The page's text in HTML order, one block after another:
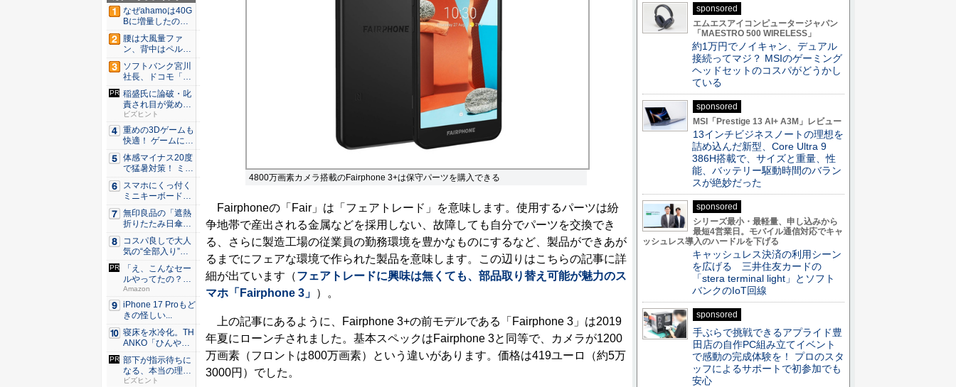
4800万画素カメラ搭載のFairphone 3+は保守パーツを購入できる
Fairphoneの「Fair」は「フェアトレード」を意味します。使用するパーツは紛
争地帯で産出される金属などを採用しない、故障しても自分でパーツを交換でき
る、さらに製造工場の従業員の勤務環境を豊かなものにするなど、製品ができあが
るまでにフェアな環境で作られた製品を意味します。この辺りはこちらの記事に詳
細が出ています（フェアトレードに興味は無くても、部品取り替え可能が魅力のス
マホ「Fairphone 3」 ）。
上の記事にあるように、Fairphone 3+の前モデルである「Fairphone 3」は2019
年夏にローンチされました。基本スペックはFairphone 3と同等で、カメラが1200
万画素（フロントは800万画素）という違いがあります。価格は419ユーロ（約5万
3000円）でした。
Office 2021 - Win11
搭載
なぜahamoは40G
Bに増量したの
か ...
腰は大風量ファ
ン、背中はペルチ
ェ冷却。ダ...
ソフトバンク宮川
社長、ドコモ「ah
amo...
稲盛氏に論破・叱
責され目が覚め
た。経営者...
ビズヒント
重めの3Dゲームも
快適！ ゲームに強
いH...
体感マイナス20度
で猛暑対策！ ミズ
ノの...
スマホにくっ付く
ミニキーボード！
触ってわ...
無印良品の「遮熱
折りたたみ日傘」
約160...
コスパ良しで大人
気の“全部入り”の
アンド...
「え、こんなセー
ルやってたの？」
80％O...
Amazon
iPhone 17 Proもど
きの怪しい...
寝床を水冷化。TH
ANKO「ひんやり
水流...
部下が指示待ちに
なる、本当の理
由。23年...
ビズヒント
sponsored
エムエスアイコンピュータージャパン
「MAESTRO 500 WIRELESS」
約1万円でノイキャン、デュアル
接続ってマジ？ MSIのゲーミング
ヘッドセットのコスパがどうかし
ている
sponsored
MSI「Prestige 13 AI+ A3M」レビュー
13インチビジネスノートの理想を
詰め込んだ新型、Core Ultra 9
386H搭載で、サイズと重量、性
能、バッテリー駆動時間のバラン
スが絶妙だった
sponsored
シリーズ最小・最軽量、申し込みから
最短4営業日。モバイル通信対応でキャ
ッシュレス導入のハードルを下げる
キャッシュレス決済の利用シーン
を広げる 三井住友カードの
「stera terminal light」とソフト
バンクのIoT回線
sponsored
手ぶらで挑戦できるアプライド豊
田店の自作PC組み立てイベント
で感動の完成体験を！ プロのスタ
ッフによるサポートで初参加でも
安心